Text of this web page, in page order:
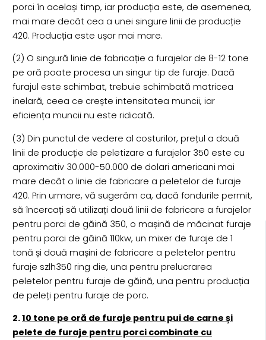
porci în același timp, iar producția este, de asemenea,
mai mare decât cea a unei singure linii de producție
420. Producția este ușor mai mare.
(2) O singură linie de fabricație a furajelor de 8-12 tone
pe oră poate procesa un singur tip de furaje. Dacă
furajul este schimbat, trebuie schimbată matricea
inelară, ceea ce crește intensitatea muncii, iar
eficiența muncii nu este ridicată.
(3) Din punctul de vedere al costurilor, prețul a două
linii de producție de peletizare a furajelor 350 este cu
aproximativ 30.000-50.000 de dolari americani mai
mare decât o linie de fabricare a peletelor de furaje
420. Prin urmare, vă sugerăm ca, dacă fondurile permit,
să încercați să utilizați două linii de fabricare a furajelor
pentru porci de găină 350, o mașină de măcinat furaje
pentru porci de găină 110kw, un mixer de furaje de 1
tonă și două mașini de fabricare a peletelor pentru
furaje szlh350 ring die, una pentru prelucrarea
peletelor pentru furaje de găină, una pentru producția
de peleți pentru furaje de porc.
2.10 tone pe oră de furaje pentru pui de carne și
pelete de furaje pentru porci combinate cu